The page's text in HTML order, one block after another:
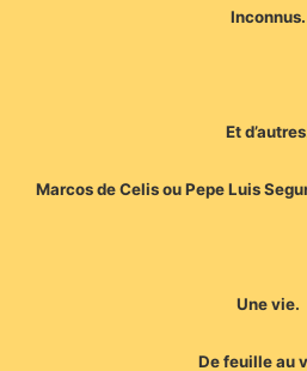
Inconnus.
Et
Marcos de Celis ou Pepe Luis
Une vie.
De feuille au